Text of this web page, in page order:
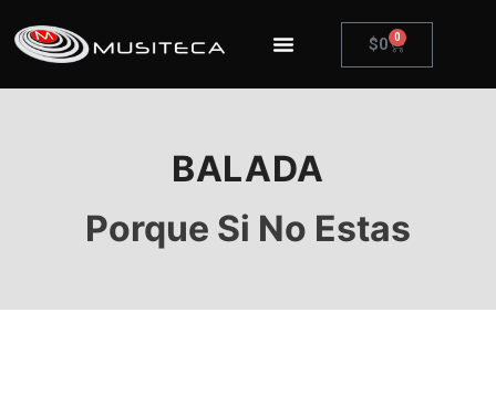
$0 0
BALADA
Porque Si No Estas